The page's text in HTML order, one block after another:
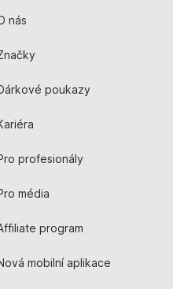
nás
poukazy
profesionály
média
program
mobilní aplikace